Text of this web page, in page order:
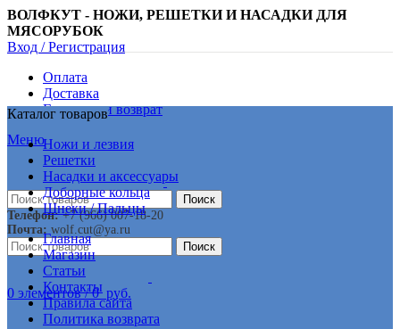
ВОЛФКУТ - НОЖИ, РЕШЕТКИ И НАСАДКИ ДЛЯ
МЯСОРУБОК
Вход / Регистрация
Оплата
Доставка
Гарантии и возврат
Меню
0 элементов / 0 руб.
Поиск
Телефон:+7 (966) 007-18-20
Почта: wolf.cut@ya.ru
Поиск
Каталог товаров
Ножи и лезвия
Решетки
Насадки и аксессуары
Доборные кольца
Шнеки / Пальцы
Главная
Магазин
Статьи
Контакты
Правила сайта
Политика возврата